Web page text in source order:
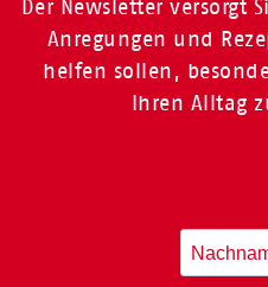
Der Newsletter versorgt
Anregungen und
helfen sollen,
Ihren Alltag